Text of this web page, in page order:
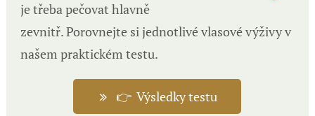
je třeba pečovat hlavně
zevnitř. Porovnejte si jednotlivé vlasové výživy v
našem praktickém testu.
👉 Výsledky testu